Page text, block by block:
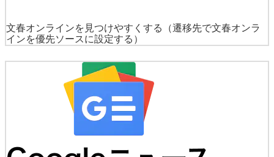
文春オンラインを見つけやすくする
（遷移先で文春オンラ
インを優先ソースに設定する）